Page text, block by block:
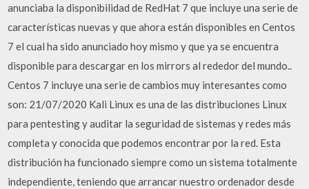
anunciaba la disponibilidad de RedHat 7 que incluye una serie de
características nuevas y que ahora están disponibles en Centos
7 el cual ha sido anunciado hoy mismo y que ya se encuentra
disponible para descargar en los mirrors al rededor del mundo..
Centos 7 incluye una serie de cambios muy interesantes como
son: 21/07/2020 Kali Linux es una de las distribuciones Linux
para pentesting y auditar la seguridad de sistemas y redes más
completa y conocida que podemos encontrar por la red. Esta
distribución ha funcionado siempre como un sistema totalmente
independiente, teniendo que arrancar nuestro ordenador desde